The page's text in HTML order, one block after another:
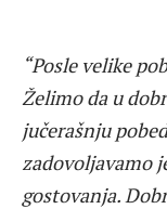
“Posle velike
Želimo da u
jučerašnju
zadovoljavamo
gostovanja.